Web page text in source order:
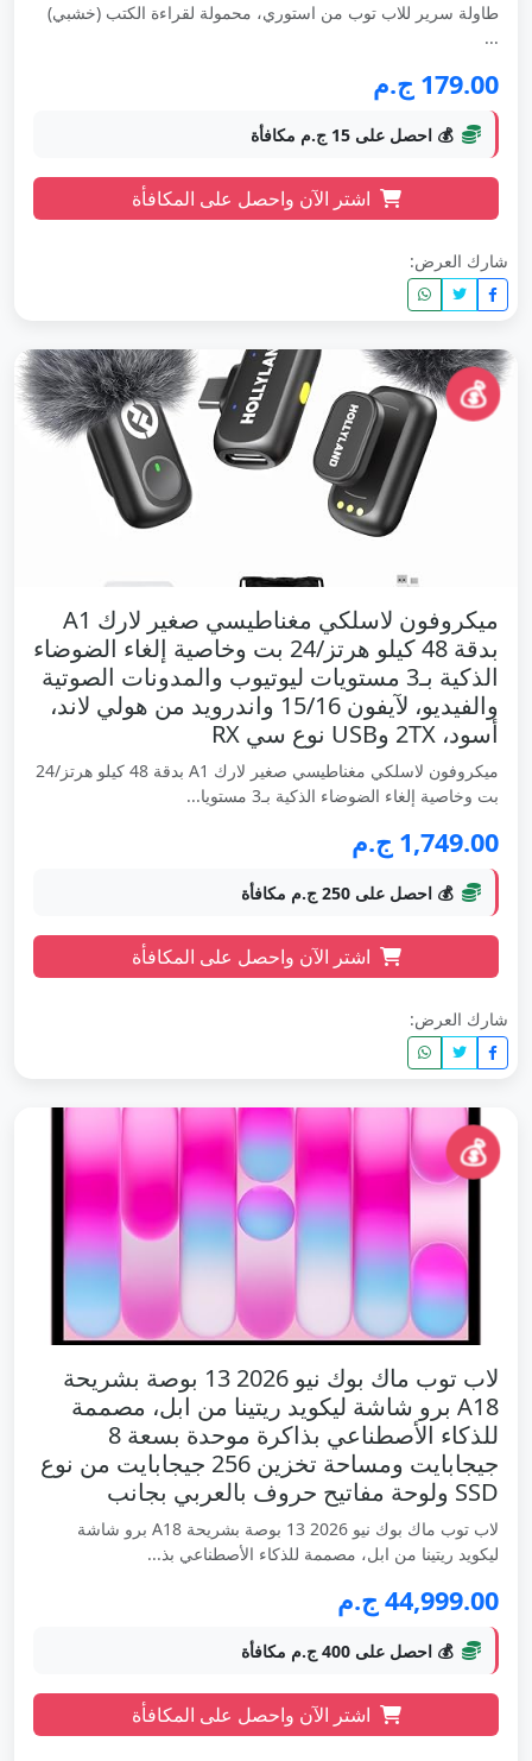
طاولة سرير للاب توب من استوري، محمولة لقراءة الكتب (خشبي)
...
179.00 ج.م
💰 احصل على 15 ج.م مكافأة
اشتر الآن واحصل على المكافأة
شارك العرض:
💰
ميكروفون لاسلكي مغناطيسي صغير لارك A1
بدقة 48 كيلو هرتز/24 بت وخاصية إلغاء الضوضاء
الذكية بـ3 مستويات ليوتيوب والمدونات الصوتية
والفيديو، لآيفون 15/16 واندرويد من هولي لاند،
أسود، 2TX وUSB نوع سي RX
ميكروفون لاسلكي مغناطيسي صغير لارك A1 بدقة 48 كيلو هرتز/24
بت وخاصية إلغاء الضوضاء الذكية بـ3 مستويا...
1,749.00 ج.م
💰 احصل على 250 ج.م مكافأة
اشتر الآن واحصل على المكافأة
شارك العرض:
💰
لاب توب ماك بوك نيو 2026 13 بوصة بشريحة
A18 برو شاشة ليكويد ريتينا من ابل، مصممة
للذكاء الأصطناعي بذاكرة موحدة بسعة 8
جيجابايت ومساحة تخزين 256 جيجابايت من نوع
SSD ولوحة مفاتيح حروف بالعربي بجانب
لاب توب ماك بوك نيو 2026 13 بوصة بشريحة A18 برو شاشة
ليكويد ريتينا من ابل، مصممة للذكاء الأصطناعي بذ...
44,999.00 ج.م
💰 احصل على 400 ج.م مكافأة
اشتر الآن واحصل على المكافأة